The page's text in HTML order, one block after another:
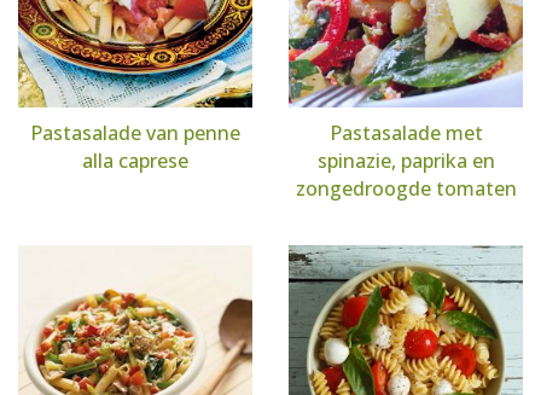
Pastasalade van penne
alla caprese
Pastasalade met
spinazie, paprika en
zongedroogde tomaten